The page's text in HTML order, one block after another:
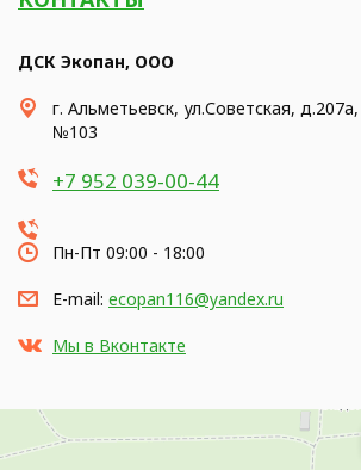
ДСК Экопан, ООО
г. Альметьевск, ул.Советская,
№103
+7 952 039-00-44
Пн-Пт 09:00 - 18:00
E-mail: ecopan116@yandex.ru
Мы в Вконтакте